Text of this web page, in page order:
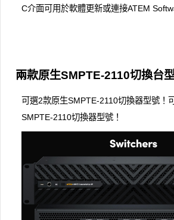
C介面可用於軟體更新或連接ATEM
兩款原生SMPTE-2110切換台
可選2款原生SMPTE-2110切換器型號！
SMPTE-2110切換器型號！